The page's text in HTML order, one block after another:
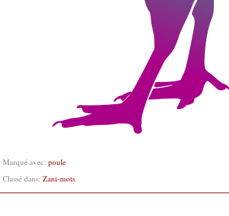
Marqué avec: poule
Classé dans: Zani-mots